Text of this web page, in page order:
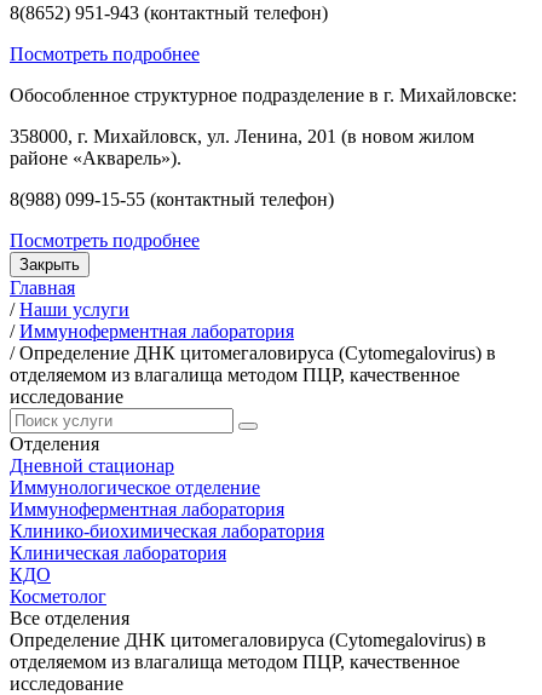
8(8652) 951-943 (контактный телефон)
Посмотреть подробнее
Обособленное структурное подразделение в г. Михайловске:
358000, г. Михайловск, ул. Ленина, 201 (в новом жилом
районе «Акварель»).
8(988) 099-15-55 (контактный телефон)
Посмотреть подробнее
Закрыть
Главная
/ Наши услуги
/ Иммуноферментная лаборатория
/ Определение ДНК цитомегаловируса (Cytomegalovirus) в
отделяемом из влагалища методом ПЦР, качественное
исследование
Отделения
Дневной стационар
Иммунологическое отделение
Иммуноферментная лаборатория
Клинико-биохимическая лаборатория
Клиническая лаборатория
КДО
Косметолог
Все отделения
Определение ДНК цитомегаловируса (Cytomegalovirus) в
отделяемом из влагалища методом ПЦР, качественное
исследование